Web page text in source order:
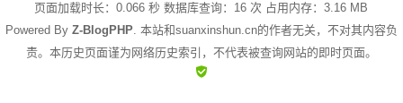
页面加载时长：0.066 秒 数据库查询：16 次 占用内存：3.16 MB
Powered By Z-BlogPHP. 本站和suanxinshun.cn的作者无关，不对其内容负
责。本历史页面谨为网络历史索引，不代表被查询网站的即时页面。